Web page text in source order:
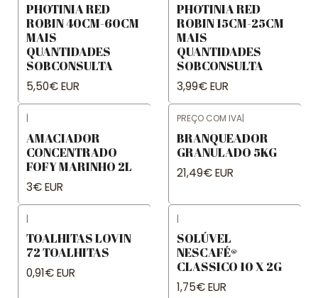
PHOTINIA RED
ROBIN 40CM-60CM
MAIS
QUANTIDADES
SOBCONSULTA
5,50€ EUR
PHOTINIA RED
ROBIN 15CM-25CM
MAIS
QUANTIDADES
SOBCONSULTA
3,99€ EUR
|
AMACIADOR
CONCENTRADO
FOFY MARINHO 2L
3€ EUR
PREÇO COM IVA|
BRANQUEADOR
GRANULADO 5KG
21,49€ EUR
|
TOALHITAS LOVIN
72 TOALHITAS
0,91€ EUR
|
SOLÚVEL
NESCAFÉ®
CLASSICO 10 X 2G
1,75€ EUR